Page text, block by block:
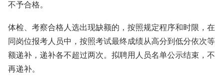
不予合格。
体检、考察合格人选出现缺额的，按照规定程序和时限，在
同岗位报考人员中，按照考试最终成绩从高分到低分依次等
额递补，递补各不超过两次。拟聘用人员名单公示结束，不
再递补。